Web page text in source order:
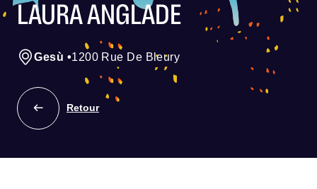
LAURA ANGLADE
Gesù •1200 Rue De Bleury
Retour